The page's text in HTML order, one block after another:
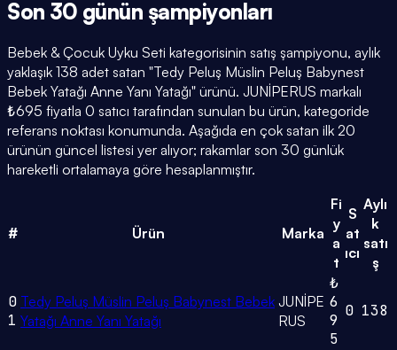
Son 30 günün şampiyonları
Bebek & Çocuk Uyku Seti kategorisinin satış şampiyonu, aylık
yaklaşık 138 adet satan "Tedy Peluş Müslin Peluş Babynest
Bebek Yatağı Anne Yanı Yatağı" ürünü. JUNİPERUS markalı
₺695 fiyatla 0 satıcı tarafından sunulan bu ürün, kategoride
referans noktası konumunda. Aşağıda en çok satan ilk 20
ürünün güncel listesi yer alıyor; rakamlar son 30 günlük
hareketli ortalamaya göre hesaplanmıştır.
# Ürün Marka
Fi
y
a
t
S
at
ıcı
Aylı
k
satı
ş
0
1
Tedy Peluş Müslin Peluş Babynest Bebek
Yatağı Anne Yanı Yatağı
JUNİPE
RUS
₺
6
9
5
0 138